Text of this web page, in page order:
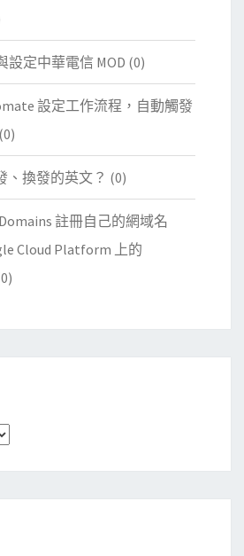
設定中華電信 MOD (0)
設定工作流程，自動觸發
(0)
、換發的英文？ (0)
註冊自己的網域名
Cloud Platform 上的